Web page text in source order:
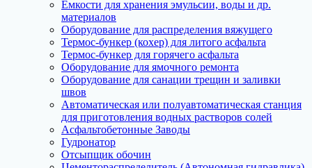
Емкости для хранения эмульсии, воды и др.
материалов
Оборудование для распределения вяжущего
Термос-бункер (кохер) для литого асфальта
Термос-бункер для горячего асфальта
Оборудование для ямочного ремонта
Оборудование для санации трещин и заливки
швов
Автоматическая или полуавтоматическая станция
для приготовления водных растворов солей
Асфальтобетонные Заводы
Гудронатор
Отсыпщик обочин